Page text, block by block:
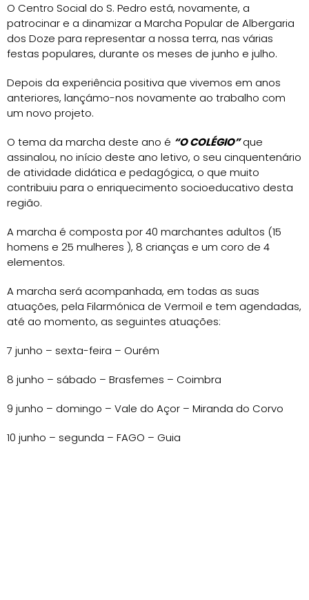
O Centro Social do S. Pedro está, novamente, a
patrocinar e a dinamizar a Marcha Popular de Albergaria
dos Doze para representar a nossa terra, nas várias
festas populares, durante os meses de junho e julho.
Depois da experiência positiva que vivemos em anos
anteriores, lançámo-nos novamente ao trabalho com
um novo projeto.
O tema da marcha deste ano é “O COLÉGIO”que
assinalou, no início deste ano letivo, o seu cinquentenário
de atividade didática e pedagógica, o que muito
contribuiu para o enriquecimento socioeducativo desta
região.
A marcha é composta por 40 marchantes adultos (15
homens e 25 mulheres ), 8 crianças e um coro de 4
elementos.
A marcha será acompanhada, em todas as suas
atuações, pela Filarmónica de Vermoil e tem agendadas,
até ao momento, as seguintes atuações:
7 junho – sexta-feira – Ourém
8 junho – sábado – Brasfemes – Coimbra
9 junho – domingo – Vale do Açor – Miranda do Corvo
10 junho – segunda – FAGO – Guia